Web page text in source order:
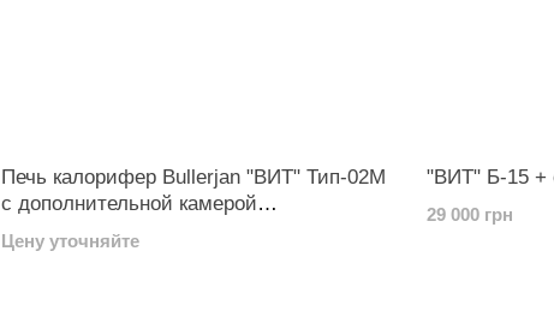
Печь калорифер Bullerjan "ВИТ" Тип-02М
с дополнительной камерой
производство МЧП "ВИТ" г. Киев
Цену уточняйте
"ВИТ" Б-15 +
29 000 грн